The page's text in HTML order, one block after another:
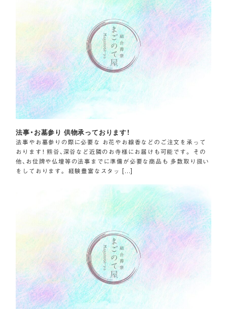
法事・お墓参り 供物承っております！
法事やお墓参りの際に必要な お花やお線香などのご注文を承って
おります！ 熊谷、深谷など近隣のお寺様にお届けも可能です。 その
他、お位牌や仏壇等の法事までに準備が必要な商品も 多数取り扱い
をしております。 経験豊富なスタッ […]